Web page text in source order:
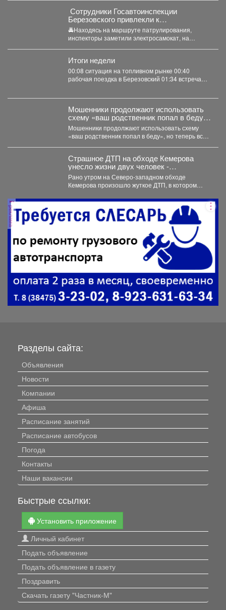
‍ Сотрудники Госавтоинспекции
Березовского привлекли к
ответственности водителя
электросамоката, который перевозил
ребенка
🚔Находясь на маршруте патрулирования,
инспекторы заметили электросамокат, на
Итоги недели
00:08 ситуация на топливном рынке 00:40
рабочая поездка в Березовский 01:34 встреча
Мошенники продолжают использовать
схему «ваш родственник попал в беду»,
но теперь все чаще применяют
современные технологии.
Мошенники продолжают использовать схему
«ваш родственник попал в беду», но теперь все
Страшное ДТП на обходе Кемерова
унесло жизни двух человек -
подробности
Рано утром на Северо-западном обходе
Кемерова произошло жуткое ДТП, в котором
реклама
Разделы сайта:
Объявления
Новости
Компании
Афиша
Расписание занятий
Расписание автобусов
Погода
Контакты
Наши вакансии
Быстрые ссылки:
Установить приложение
Личный кабинет
Подать объявление
Подать объявление в газету
Поздравить
Скачать газету "Частник-М"